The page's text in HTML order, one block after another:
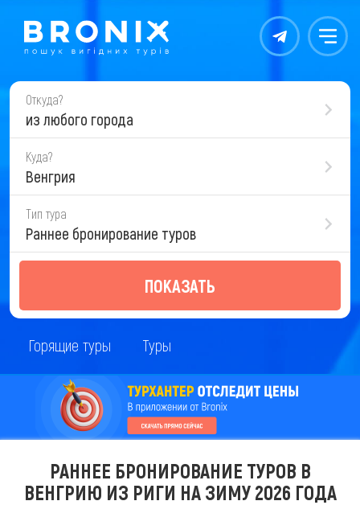
Контакты Меню
Откуда?
из любого города
Куда?
Венгрия
Тип тура
Раннее бронирование туров
ПОКАЗАТЬ
Горящие туры Туры
РАННЕЕ БРОНИРОВАНИЕ ТУРОВ В
ВЕНГРИЮ ИЗ РИГИ НА ЗИМУ 2026 ГОДА